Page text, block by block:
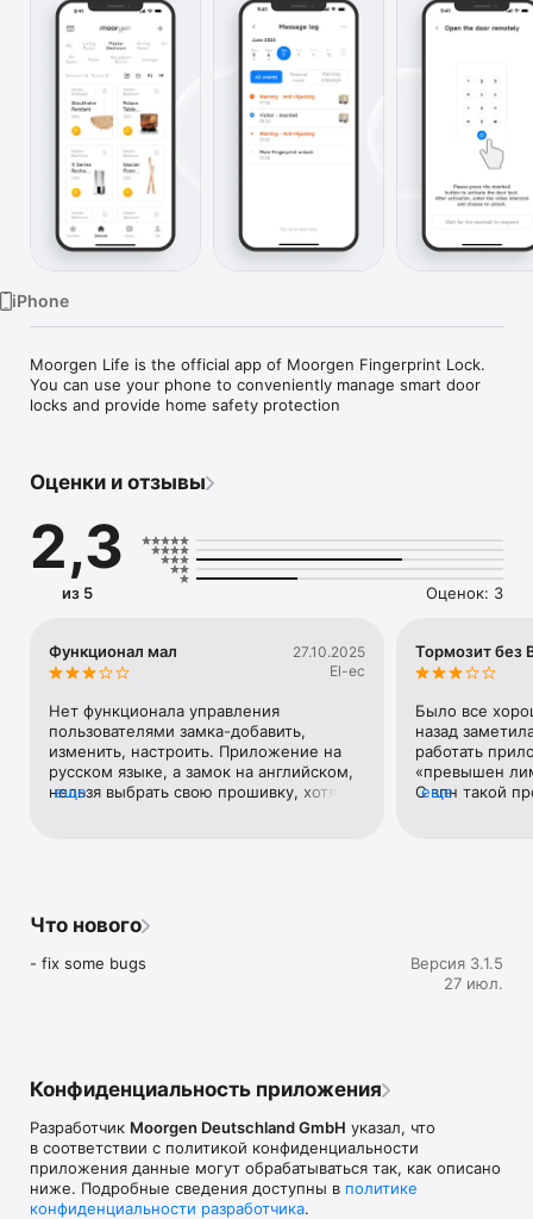
TV
iPhone
Moorgen Life is the official app of Moorgen Fingerprint Lock.
You can use your phone to conveniently manage smart door
locks and provide home safety protection
Оценки и отзывы
2,3
из 5 Оценок: 3
Функционал мал
27.10.2025
El-ec
Нет функционала управления
пользователями замка-добавить,
изменить, настроить. Приложение на
русском языке, а замок на английском,
нельзя выбрать свою прошивку, хотя в
еще
Тормозит без
Было все
назад
работать
«превышен
С впн такой
еще
Что нового
- fix some bugs
Версия 3.1.5
27 июл.
Конфиденциальность приложения
Разработчик Moorgen Deutschland GmbH указал, что
в соответствии с политикой конфиденциальности
приложения данные могут обрабатываться так, как описано
ниже. Подробные сведения доступны в политике
конфиденциальности разработчика.